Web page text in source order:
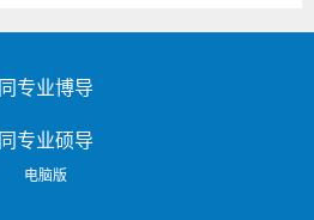
同专业博导
同专业硕导
电脑版